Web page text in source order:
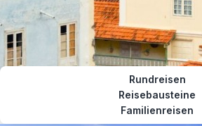
Rundreisen
Reisebausteine
Familienreisen